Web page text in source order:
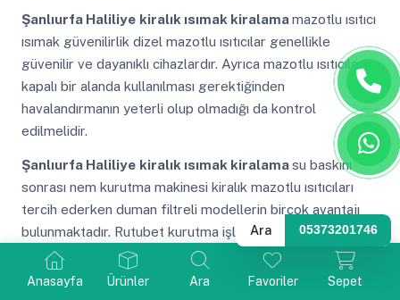
Anasayfa Ürünler Ara Favoriler Sepet
Şanlıurfa Haliliye kiralık ısımak kiralamamazotlu ısıtıcı
ısımak güvenilirlik dizel mazotlu ısıtıcılar genellikle
güvenilir ve dayanıklı cihazlardır. Ayrıca mazotlu ısıtıcıların
kapalı bir alanda kullanılması gerektiğinden
havalandırmanın yeterli olup olmadığı da kontrol
edilmelidir.
Şanlıurfa Haliliye kiralık ısımak kiralamasu baskını
sonrası nem kurutma makinesi kiralık mazotlu ısıtıcıları
tercih ederken duman filtreli modellerin birçok avantajı
bulunmaktadır. Rutubet kurutma işlemlerinde yüksek
verimlilik sağlar ve geniş alanlarda etkili bir şekilde ısıtma
yaparlar.
Ara 05373201746